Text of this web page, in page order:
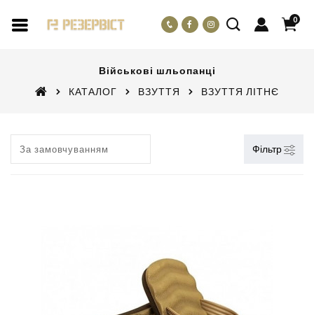
0
Військові шльопанці
КАТАЛОГ
ВЗУТТЯ ВЗУТТЯ ЛІТНЄ
Фільтр